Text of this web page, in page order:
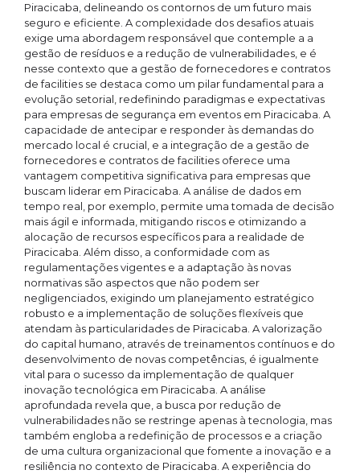
Piracicaba, delineando os contornos de um futuro mais
seguro e eficiente. A complexidade dos desafios atuais
exige uma abordagem responsável que contemple a a
gestão de resíduos e a redução de vulnerabilidades, e é
nesse contexto que a gestão de fornecedores e contratos
de facilities se destaca como um pilar fundamental para a
evolução setorial, redefinindo paradigmas e expectativas
para empresas de segurança em eventos em Piracicaba. A
capacidade de antecipar e responder às demandas do
mercado local é crucial, e a integração de a gestão de
fornecedores e contratos de facilities oferece uma
vantagem competitiva significativa para empresas que
buscam liderar em Piracicaba. A análise de dados em
tempo real, por exemplo, permite uma tomada de decisão
mais ágil e informada, mitigando riscos e otimizando a
alocação de recursos específicos para a realidade de
Piracicaba. Além disso, a conformidade com as
regulamentações vigentes e a adaptação às novas
normativas são aspectos que não podem ser
negligenciados, exigindo um planejamento estratégico
robusto e a implementação de soluções flexíveis que
atendam às particularidades de Piracicaba. A valorização
do capital humano, através de treinamentos contínuos e do
desenvolvimento de novas competências, é igualmente
vital para o sucesso da implementação de qualquer
inovação tecnológica em Piracicaba. A análise
aprofundada revela que, a busca por redução de
vulnerabilidades não se restringe apenas à tecnologia, mas
também engloba a redefinição de processos e a criação
de uma cultura organizacional que fomente a inovação e a
resiliência no contexto de Piracicaba. A experiência do